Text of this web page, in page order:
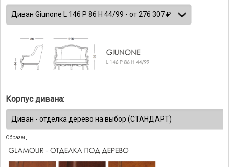
Корпус дивана:
Образец